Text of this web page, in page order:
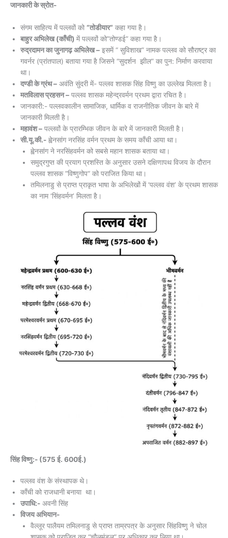
जानकारी के स्रोत-
संगम साहित्य में पल्लवों को “तोडीयार“ कहा गया है।
बाहुर अभिलेख (काँची) में पल्लवों को”तोण्डई” कहा गया है।
रुद्रदामन का जुनागढ़ अभिलेख – इसमें “ सुविशाख” नामक पल्लव को सौराष्ट्र का
गवर्नर (प्रांतपाल) बताया गया है जिसने “सुदर्शन झील” का पुन: निर्माण करवाया
था।
दण्डी के ग्रंथ – अवंति सुंदरी में- पल्लव शासक सिंह विष्णु का उल्लेख मिलता है।
मतविलास प्रहसन – पल्लव शासक महेन्द्रवर्मन प्रथम द्वारा रचित है।
जानकारी:- पल्लवकालीन सामाजिक, धार्मिक व राजनीतिक जीवन के बारे में
जानकारी मिलती है।
महावंश – पल्लवों के प्रारम्भिक जीवन के बारे में जानकारी मिलती है।
सी.यू.की.- ह्वेनसांग नरसिंह वर्मन प्रथम के समय काँची आया था।
ह्वेनसांग ने नरसिंहवर्मन को सबसे महान शासक बताया था।
समुद्रगुप्त की प्रयाग प्रशस्ति के अनुसार उसने दक्षिणापथ विजय के दौरान
पल्लव शासक ”विष्णुगोप“ को पराजित किया था।
तमिलनाडु से प्राप्त प्राकृत भाषा के अभिलेखों में ‘पल्लव वंश’ के प्रथम शासक
का नाम ‘सिंहवर्मन’ मिलता है।
सिंह विष्णु:- (575 ई. 600ई.)
पल्लव वंश के संस्थापक थे।
काँची को राजधानी बनाया था।
उपाधि:- अवनी सिंह
विजय अभियान-
वैल्लूर पालैयम तमिलनाडु से प्राप्त ताम्रपत्र के अनुसार सिंहविष्णु ने चोल